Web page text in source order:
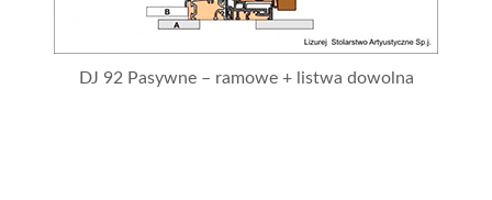
DJ 92 Pasywne – ramowe + listwa dowolna